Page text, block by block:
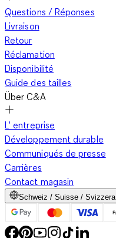
Questions / Réponses
Livraison
Retour
Réclamation
Disponibilité
Guide des tailles
Über C&A
L' entreprise
Développement durable
Communiqués de presse
Carrières
Contact magasin
Schweiz / Suisse /